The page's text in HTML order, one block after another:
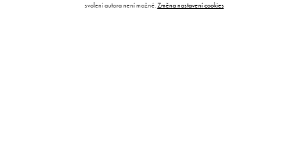
svolení autora není možné.Změna nastavení cookies